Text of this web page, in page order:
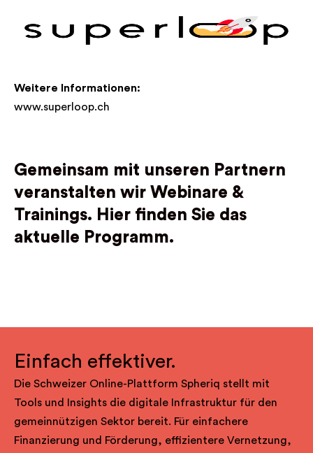
Weitere Informationen:
www.superloop.ch
Gemeinsam mit unseren Partnern
veranstalten wir Webinare &
Trainings. Hier finden Sie das
aktuelle Programm.
Einfach effektiver.
Die Schweizer Online-Plattform Spheriq stellt mit
Tools und Insights die digitale Infrastruktur für den
gemeinnützigen Sektor bereit. Für einfachere
Finanzierung und Förderung, effizientere Vernetzung,